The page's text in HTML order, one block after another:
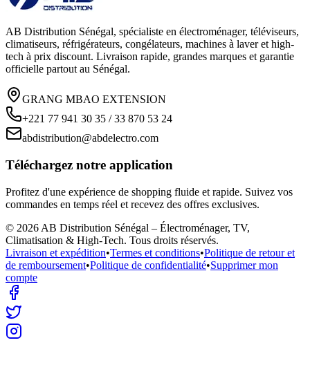
AB Distribution Sénégal, spécialiste en électroménager, téléviseurs,
climatiseurs, réfrigérateurs, congélateurs, machines à laver et high-
tech à prix discount. Livraison rapide, grandes marques et garantie
officielle partout au Sénégal.
GRANG MBAO EXTENSION
+221 77 941 30 35 / 33 870 53 24
abdistribution@abdelectro.com
Téléchargez notre application
Profitez d'une expérience de shopping fluide et rapide. Suivez vos
commandes en temps réel et recevez des offres exclusives.
© 2026 AB Distribution Sénégal – Électroménager, TV,
Climatisation & High-Tech. Tous droits réservés.
Livraison et expédition•Termes et conditions•Politique de retour et
de remboursement•Politique de confidentialité•Supprimer mon
compte